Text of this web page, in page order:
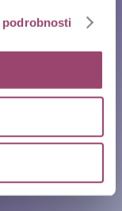
podrobnosti